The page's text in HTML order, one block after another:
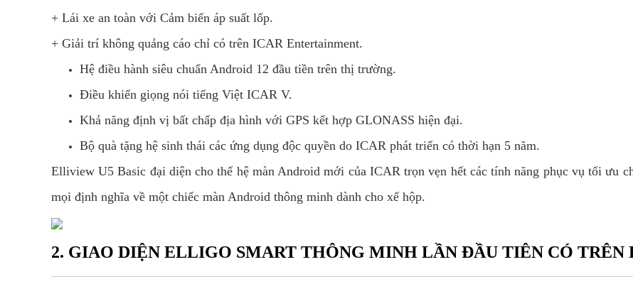
+ Lái xe an toàn với Cảm biến áp suất lốp.
+ Giải trí không quảng cáo chỉ có trên ICAR Entertainment.
Hệ điều hành siêu chuẩn Android 12 đầu tiền trên thị trường.
Điều khiển giọng nói tiếng Việt ICAR V.
Khả năng định vị bất chấp địa hình với GPS kết hợp GLONASS hiện đại.
Bộ quà tặng hệ sinh thái các ứng dụng độc quyền do ICAR phát triển có thời hạn 5 năm.
Elliview U5 Basic đại diện cho thế hệ màn Android mới của ICAR trọn vẹn hết các tính năng phục vụ tối ưu
mọi định nghĩa về một chiếc màn Android thông minh dành cho xế hộp.
2. GIAO DIỆN ELLIGO SMART THÔNG MINH LẦN ĐẦU TIÊN CÓ TRÊN